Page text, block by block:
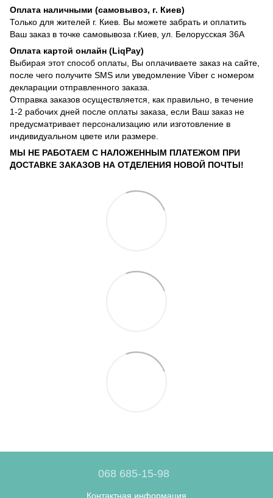
Оплата наличными (самовывоз, г. Киев)
Только для жителей г. Киев. Вы можете забрать и оплатить
Ваш заказ в точке самовывоза г.Киев, ул. Белорусская 36А
Оплата картой онлайн (LiqPay)
Выбирая этот способ оплаты, Вы оплачиваете заказ на сайте,
после чего получите SMS или уведомление Viber с номером
декларации отправленного заказа.
Отправка заказов осуществляется, как правильно, в течение
1-2 рабочих дней после оплаты заказа, если Ваш заказ не
предусматривает персонализацию или изготовление в
индивидуальном цвете или размере.
МЫ НЕ РАБОТАЕМ С НАЛОЖЕННЫМ ПЛАТЕЖОМ ПРИ
ДОСТАВКЕ ЗАКАЗОВ НА ОТДЕЛЕНИЯ НОВОЙ ПОЧТЫ!
068 685-15-98
Контактная информация